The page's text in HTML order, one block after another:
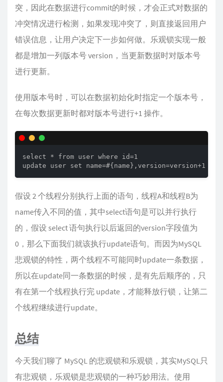
突，因此在数据进行commit的时候，才会正式对数据的
冲突情况进行检测，如果发现冲突了，则直接返回用户
错误信息，让用户决定下一步如何做。乐观锁实现一般
都是增加一列版本号 version，当更新数据时对版本号
进行更新。
使用版本号时，可以在数据初始化时指定一个版本号，
在每次数据更新时都对版本号进行+1 操作。
select * from user where id=1
update user set name=#{name},version=version+1
假设 2 个线程分别执行上面的语句，线程A和线程B为
name传入不同的值，其中select语句是可以并行执行
的，假设 select 语句执行以后返回的version字段值为
0，那么下面我们就该执行update语句。而因为MySQL
悲观锁的特性，两个线程不可能同时update一条数据，
所以在update同一条数据的时候，是有先后顺序的，只
有在第一个线程执行完 update，才能释放行锁，让第二
个线程继续进行update。
总结
今天我们聊了 MySQL 的悲观锁和乐观锁，其实MySQL只
有悲观锁，乐观锁是悲观锁的一种巧妙用法。使用